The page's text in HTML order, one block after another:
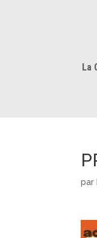
La
par